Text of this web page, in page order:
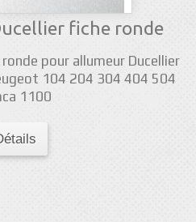
fiche ronde
pour allumeur Ducellier
104 204 304 404 504
1100